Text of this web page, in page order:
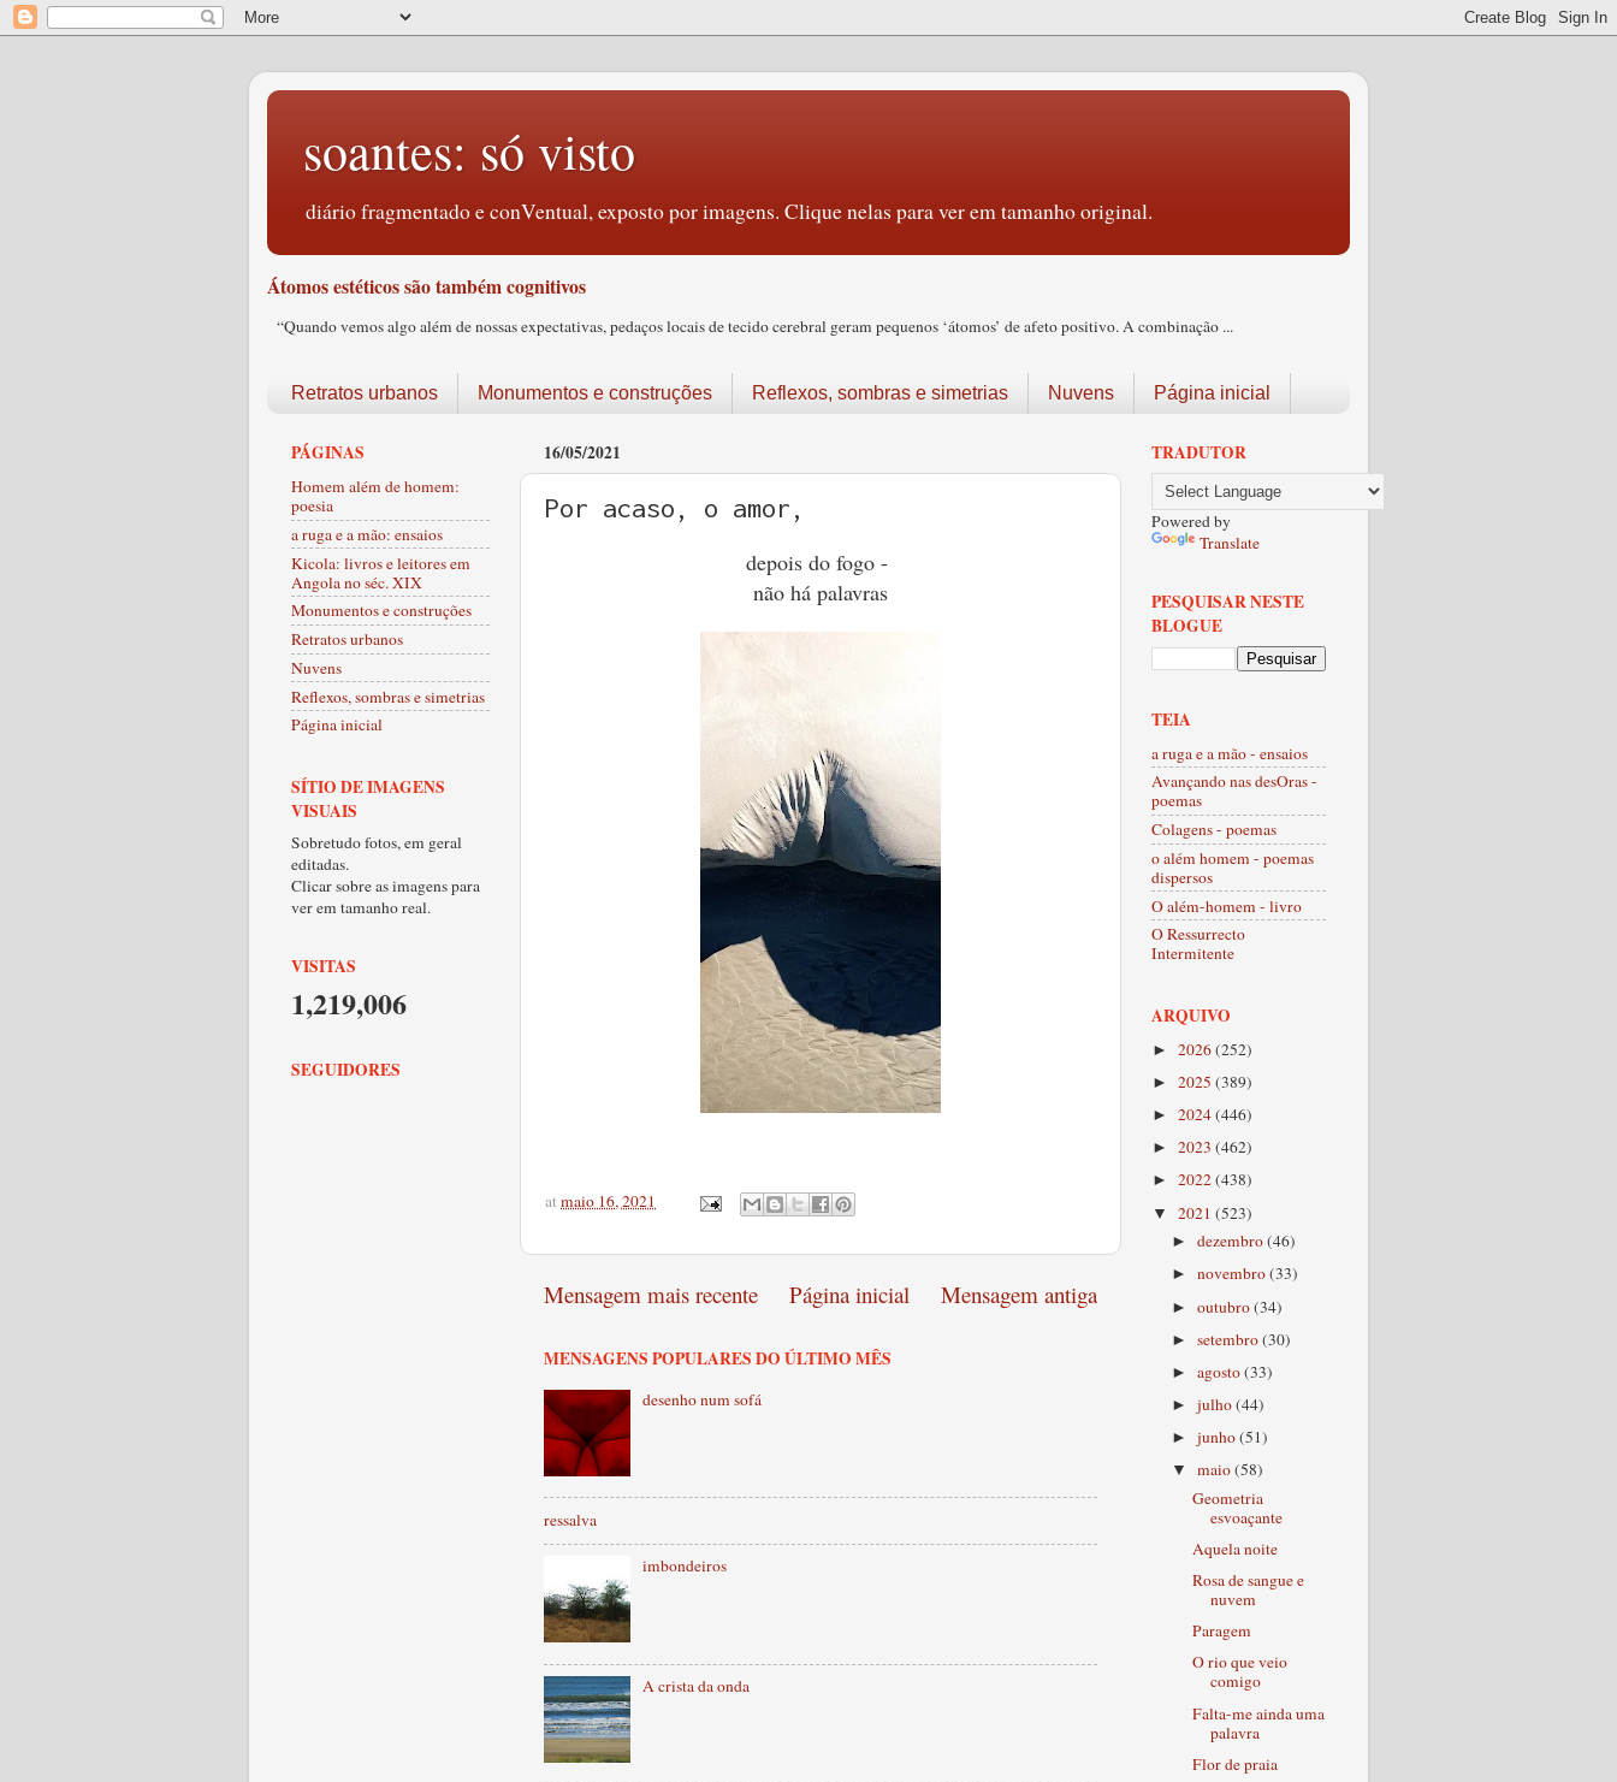
soantes: só visto
diário fragmentado e conVentual, exposto por imagens. Clique nelas para ver em tamanho original.
Átomos estéticos são também cognitivos
“Quando vemos algo além de nossas expectativas, pedaços locais de tecido cerebral geram pequenos ‘átomos’ de afeto positivo. A combinação ...
Retratos urbanos Monumentos e construções Reflexos, sombras e simetrias Nuvens Página inicial
16/05/2021
Por acaso, o amor,
depois do fogo -
não há palavras
atmaio 16, 2021
Mensagem mais recente Mensagem antiga
Página inicial
MENSAGENS POPULARES DO ÚLTIMO MÊS
desenho num sofá
ressalva
imbondeiros
A crista da onda
PÁGINAS
Homem além de homem:
poesia
a ruga e a mão: ensaios
Kicola: livros e leitores em
Angola no séc. XIX
Monumentos e construções
Retratos urbanos
Nuvens
Reflexos, sombras e simetrias
Página inicial
SÍTIO DE IMAGENS
VISUAIS
Sobretudo fotos, em geral
editadas.
Clicar sobre as imagens para
ver em tamanho real.
VISITAS
1,219,006
SEGUIDORES
TRADUTOR
Powered by
Translate
PESQUISAR NESTE
BLOGUE
TEIA
a ruga e a mão - ensaios
Avançando nas desOras -
poemas
Colagens - poemas
o além homem - poemas
dispersos
O além-homem - livro
O Ressurrecto
Intermitente
ARQUIVO
► 2026(252)
► 2025 (389)
► 2024(446)
► 2023 (462)
► 2022(438)
▼ 2021 (523)
►dezembro(46)
►novembro(33)
►outubro(34)
►setembro(30)
►agosto(33)
►julho(44)
►junho(51)
▼maio(58)
Geometria
esvoaçante
Aquela noite
Rosa de sangue e
nuvem
Paragem
O rio que veio
comigo
Falta-me ainda uma
palavra
Flor de praia